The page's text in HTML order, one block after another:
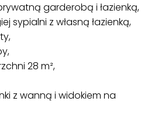
garderobą i łazienką,
sypialni z własną łazienką,
28 m²,
z wanną i widokiem na